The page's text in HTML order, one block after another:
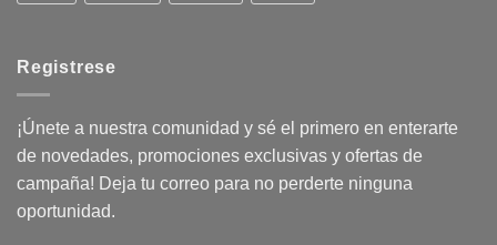
Registrese
¡Únete a nuestra comunidad y sé el primero en enterarte
de novedades, promociones exclusivas y ofertas de
campaña! Deja tu correo para no perderte ninguna
oportunidad.